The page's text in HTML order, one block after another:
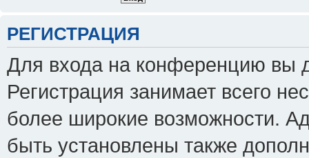
РЕГИСТРАЦИЯ
Для входа на конференцию вы
Регистрация занимает всего
более широкие возможности.
быть установлены также